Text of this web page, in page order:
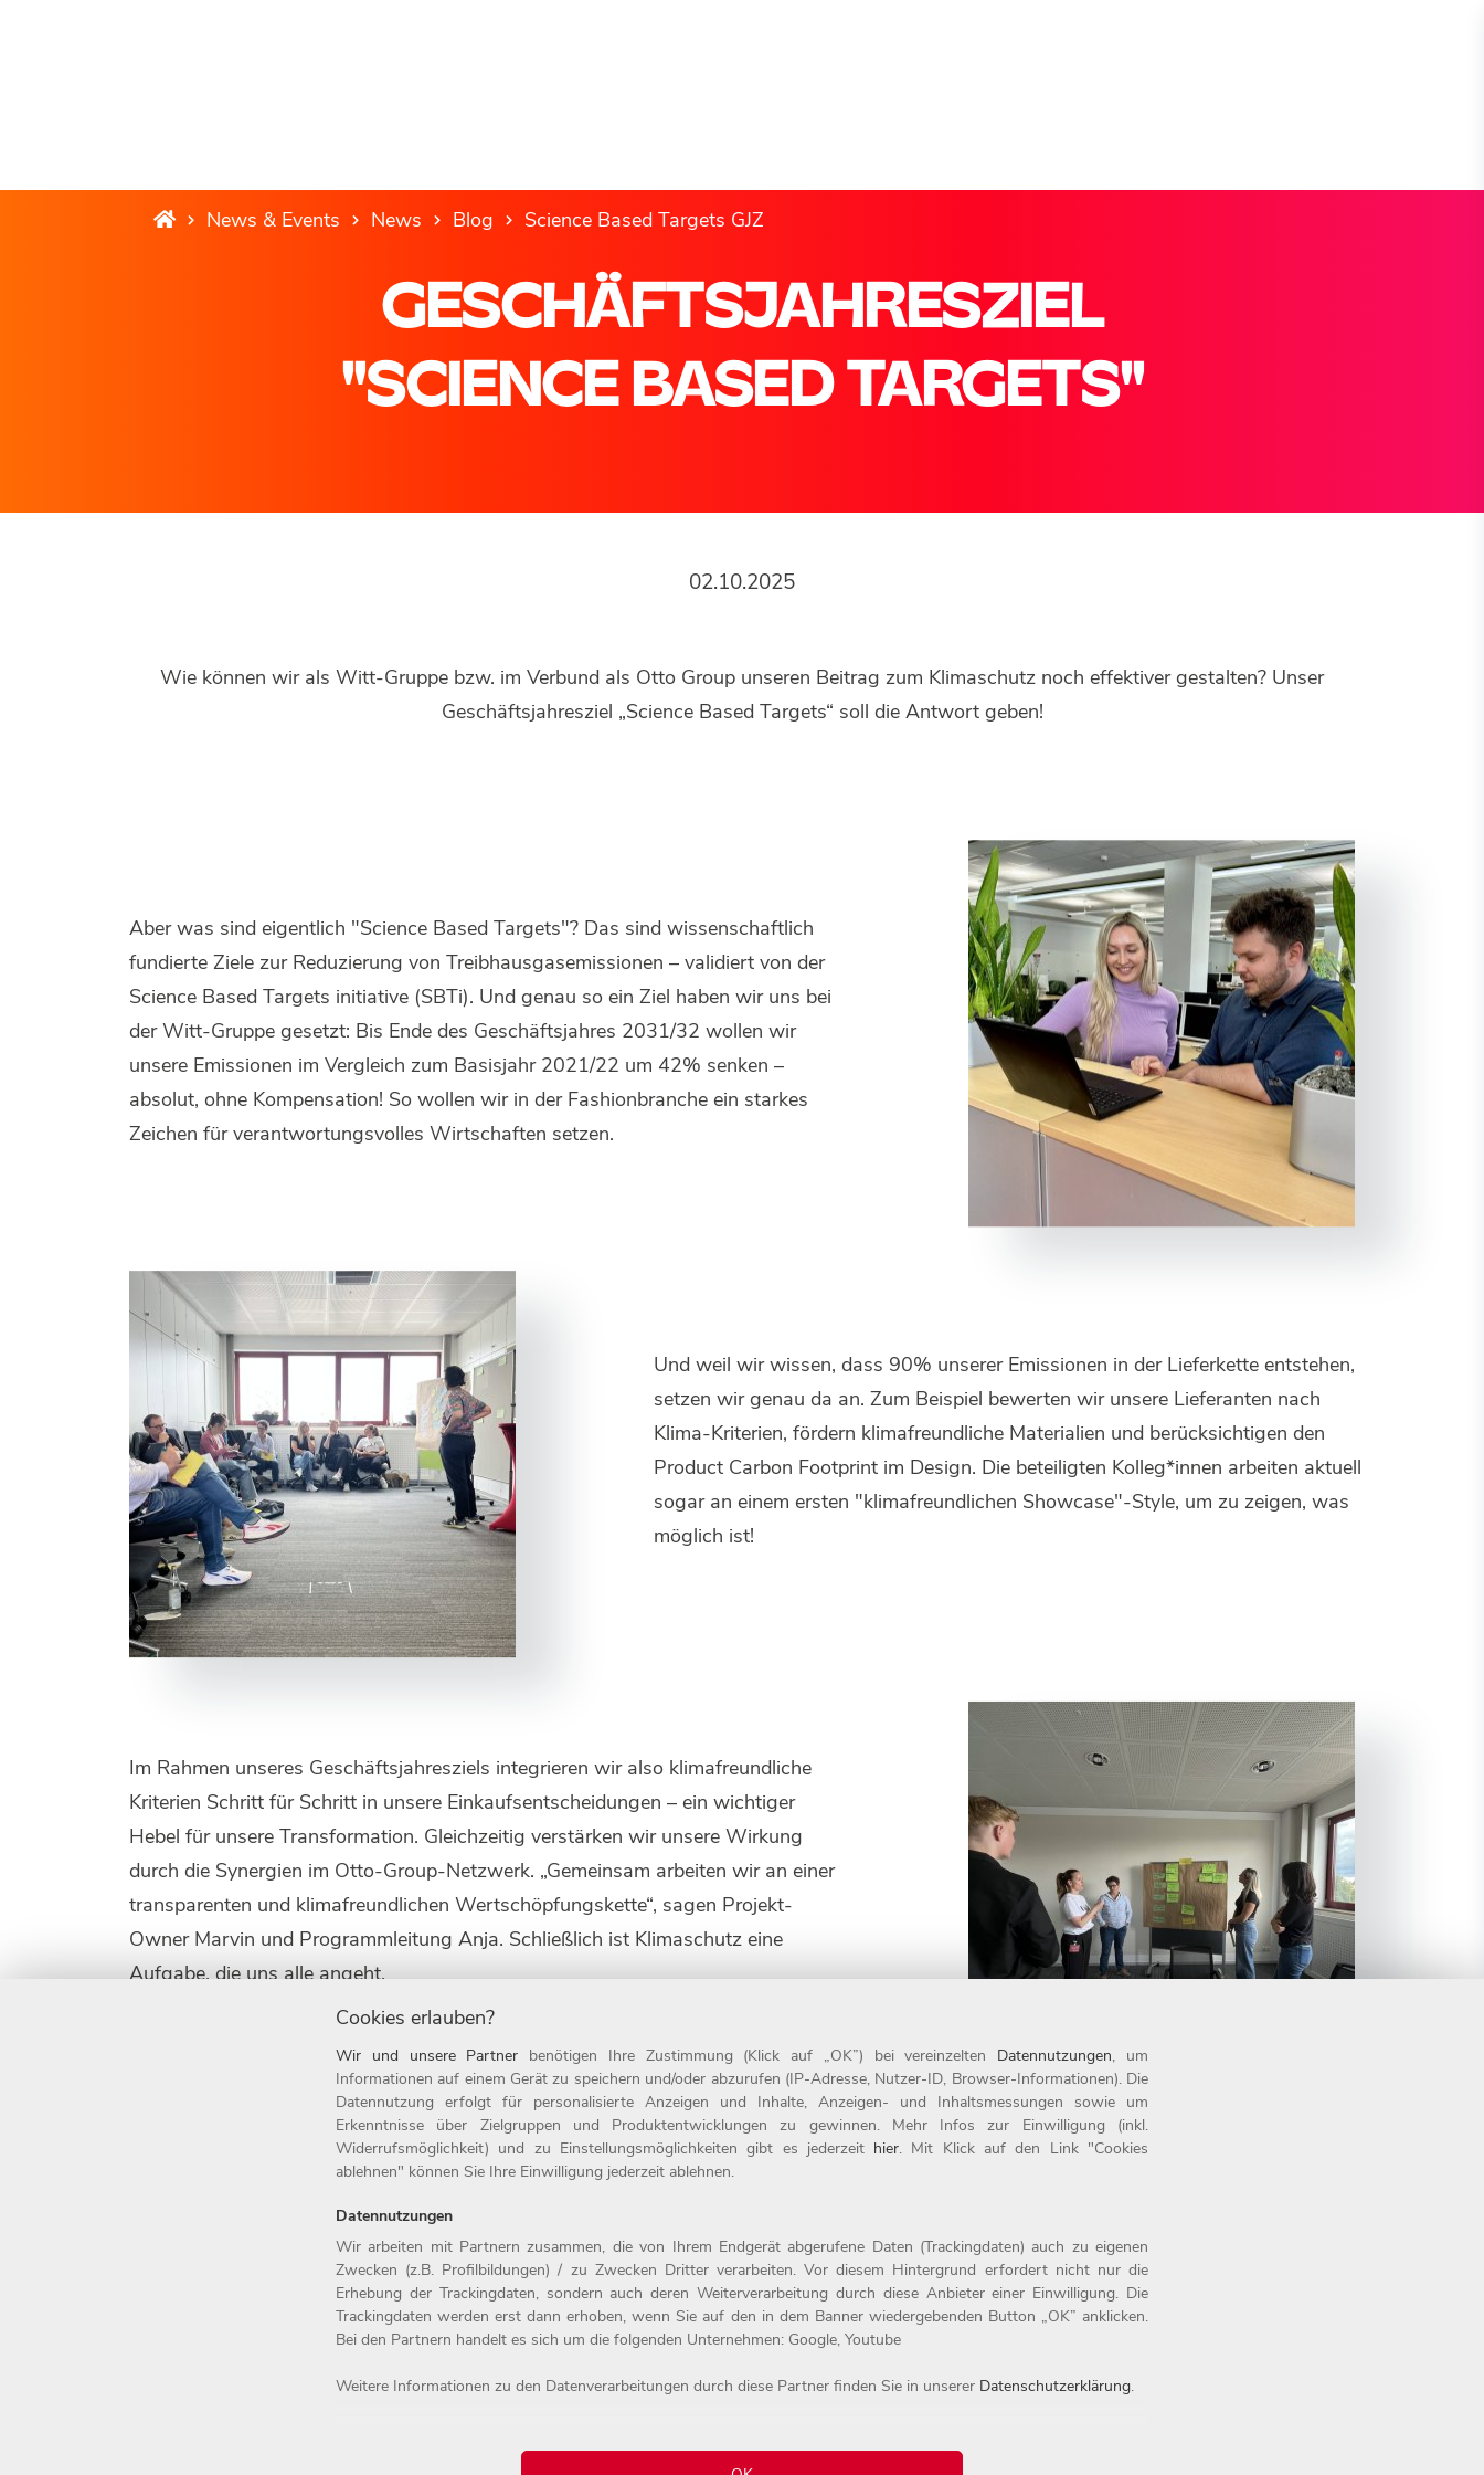
News & Events News Blog Science Based Targets GJZ
GESCHÄFTSJAHRESZIEL
"SCIENCE BASED TARGETS"
02.10.2025
Wie können wir als Witt-Gruppe bzw. im Verbund als Otto Group unseren Beitrag zum Klimaschutz noch effektiver gestalten? Unser
Geschäftsjahresziel „Science Based Targets“ soll die Antwort geben!
Aber was sind eigentlich "Science Based Targets"? Das sind wissenschaftlich
fundierte Ziele zur Reduzierung von Treibhausgasemissionen – validiert von der
Science Based Targets initiative (SBTi). Und genau so ein Ziel haben wir uns bei
der Witt-Gruppe gesetzt: Bis Ende des Geschäftsjahres 2031/32 wollen wir
unsere Emissionen im Vergleich zum Basisjahr 2021/22 um 42% senken –
absolut, ohne Kompensation! So wollen wir in der Fashionbranche ein starkes
Zeichen für verantwortungsvolles Wirtschaften setzen.
Und weil wir wissen, dass 90% unserer Emissionen in der Lieferkette entstehen,
setzen wir genau da an. Zum Beispiel bewerten wir unsere Lieferanten nach
Klima-Kriterien, fördern klimafreundliche Materialien und berücksichtigen den
Product Carbon Footprint im Design. Die beteiligten Kolleg*innen arbeiten aktuell
sogar an einem ersten "klimafreundlichen Showcase"-Style, um zu zeigen, was
möglich ist!
Im Rahmen unseres Geschäftsjahresziels integrieren wir also klimafreundliche
Kriterien Schritt für Schritt in unsere Einkaufsentscheidungen – ein wichtiger
Hebel für unsere Transformation. Gleichzeitig verstärken wir unsere Wirkung
durch die Synergien im Otto-Group-Netzwerk. „Gemeinsam arbeiten wir an einer
transparenten und klimafreundlichen Wertschöpfungskette“, sagen Projekt-
Owner Marvin und Programmleitung Anja. Schließlich ist Klimaschutz eine
Aufgabe, die uns alle angeht.
Jobs
Initiativbewerbung
Kontakt
Compliance
Datenschutz
Impressum
Cookies erlauben?
Wir und unsere Partner benötigen Ihre Zustimmung (Klick auf „OK”) bei vereinzelten Datennutzungen, um
Informationen auf einem Gerät zu speichern und/oder abzurufen (IP-Adresse, Nutzer-ID, Browser-Informationen). Die
Datennutzung erfolgt für personalisierte Anzeigen und Inhalte, Anzeigen- und Inhaltsmessungen sowie um
Erkenntnisse über Zielgruppen und Produktentwicklungen zu gewinnen. Mehr Infos zur Einwilligung (inkl.
Widerrufsmöglichkeit) und zu Einstellungsmöglichkeiten gibt es jederzeit hier. Mit Klick auf den Link "Cookies
ablehnen" können Sie Ihre Einwilligung jederzeit ablehnen.
Datennutzungen
Wir arbeiten mit Partnern zusammen, die von Ihrem Endgerät abgerufene Daten (Trackingdaten) auch zu eigenen
Zwecken (z.B. Profilbildungen) / zu Zwecken Dritter verarbeiten. Vor diesem Hintergrund erfordert nicht nur die
Erhebung der Trackingdaten, sondern auch deren Weiterverarbeitung durch diese Anbieter einer Einwilligung. Die
Trackingdaten werden erst dann erhoben, wenn Sie auf den in dem Banner wiedergebenden Button „OK” anklicken.
Bei den Partnern handelt es sich um die folgenden Unternehmen: Google, Youtube
Weitere Informationen zu den Datenverarbeitungen durch diese Partner finden Sie in unserer Datenschutzerklärung.